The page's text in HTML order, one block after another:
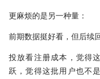
更麻烦的是另一种量：
前期数据挺好看，但后续
投放看注册成本，觉得
跃，觉得这批用户也不